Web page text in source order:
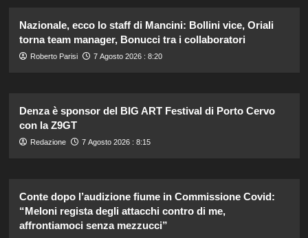
Nazionale, ecco lo staff di Mancini: Bollini vice, Oriali
torna team manager, Bonucci tra i collaboratori
Roberto Parisi 7 Agosto 2026 : 8:20
Denza è sponsor del BIG ART Festival di Porto Cervo
con la Z9GT
Redazione 7 Agosto 2026 : 8:15
Conte dopo l’audizione fiume in Commissione Covid:
“Meloni regista degli attacchi contro di me,
affrontiamoci senza mezzucci”